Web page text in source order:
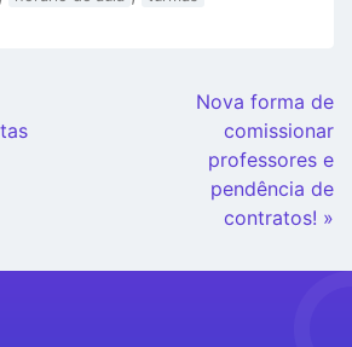
Nova forma de
comissionar
professores e
pendência de
contratos! »